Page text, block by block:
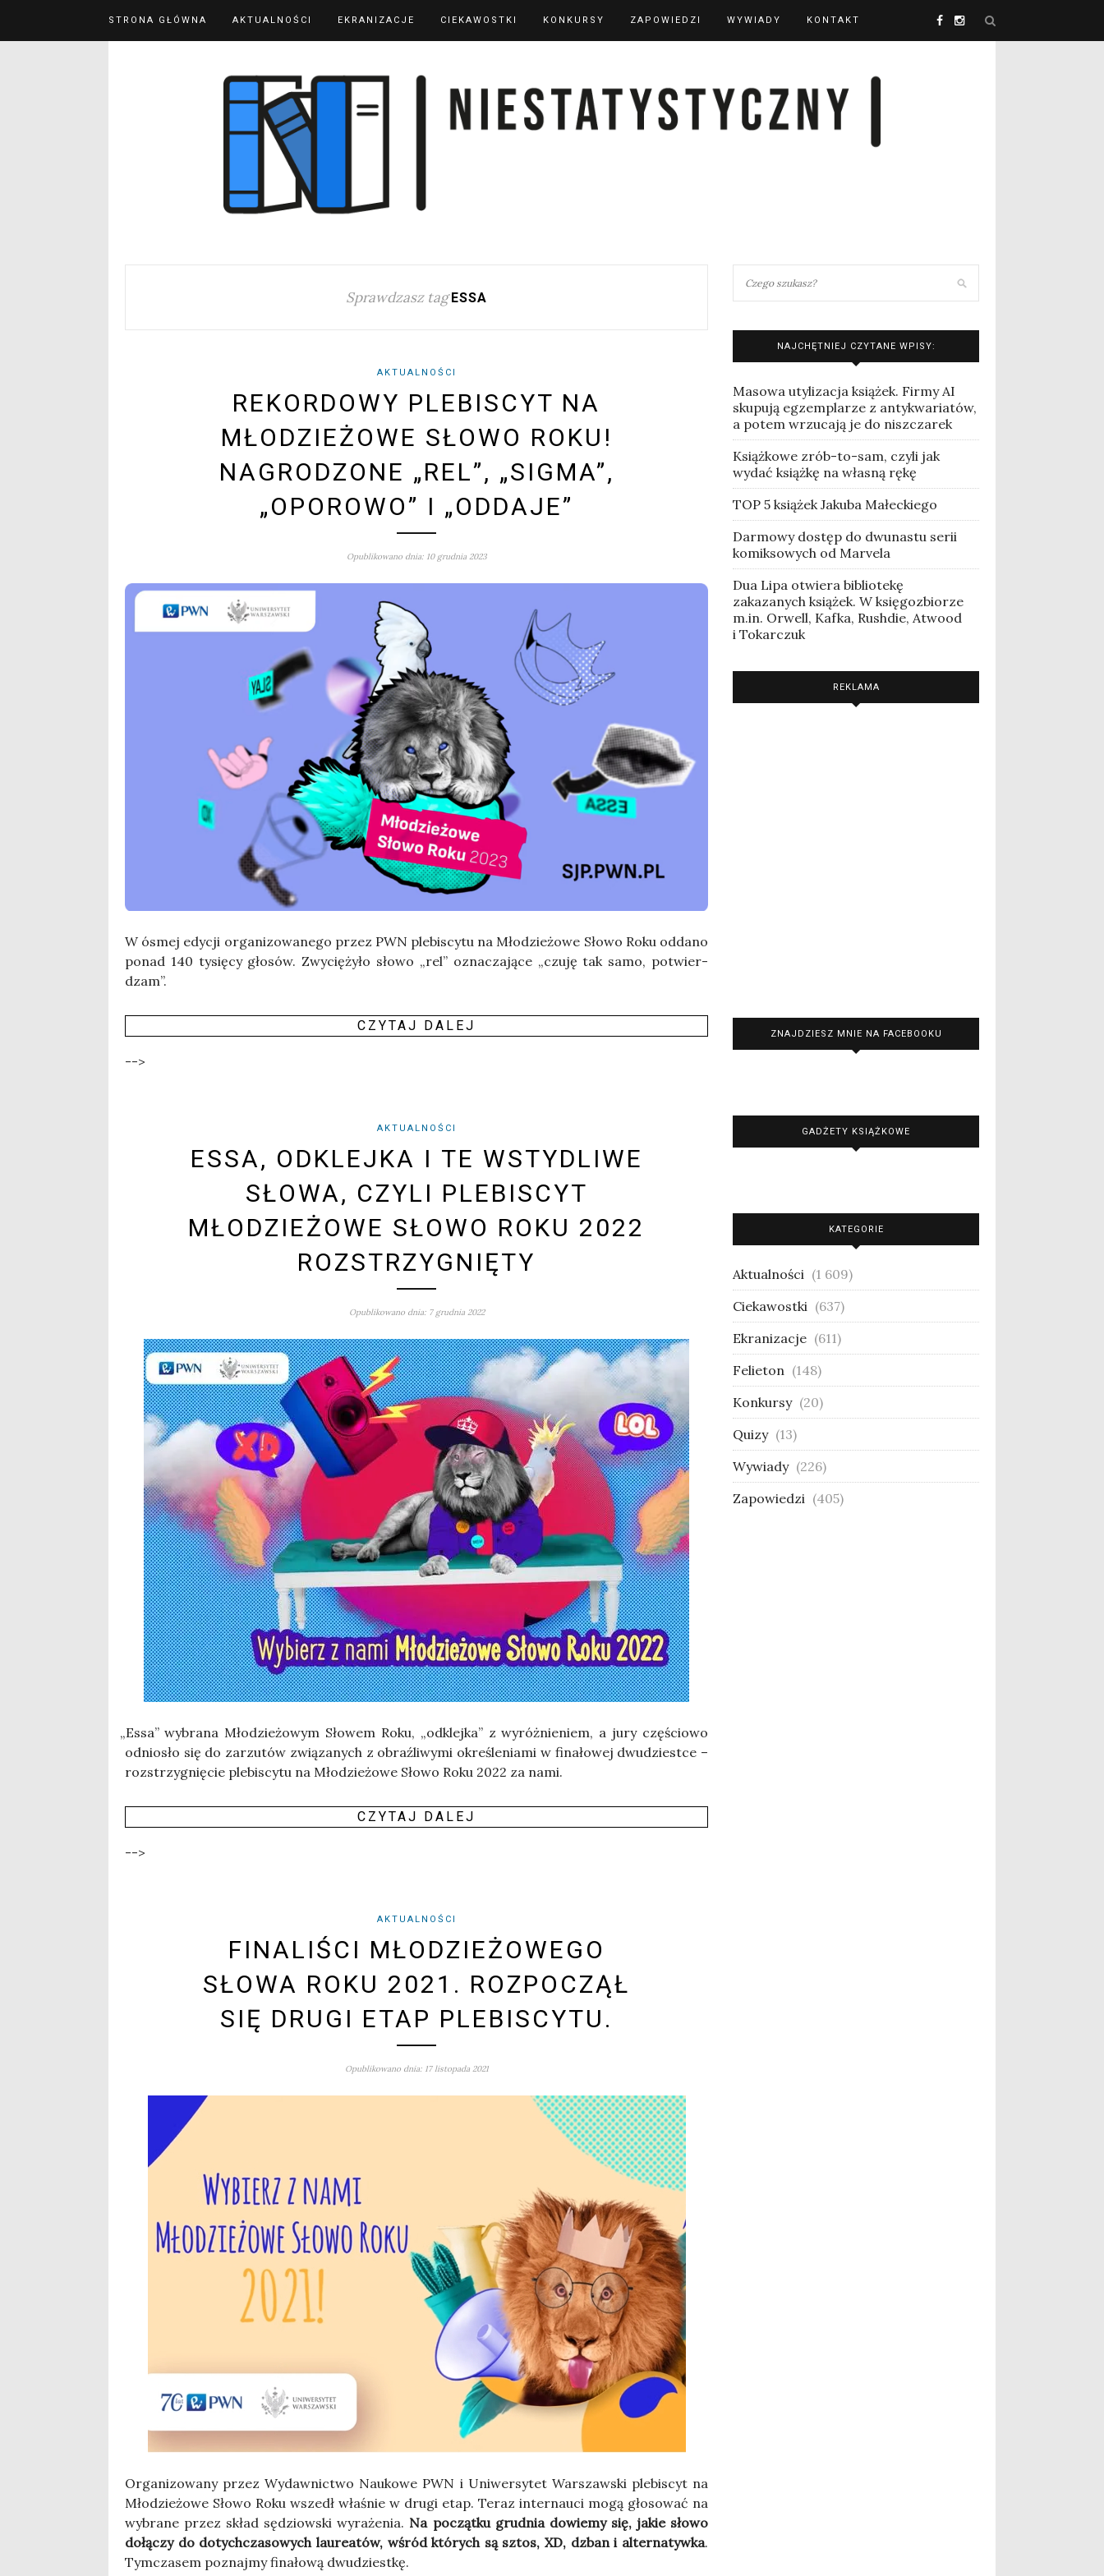
STRONA GŁÓWNA AKTUALNOŚCI EKRANIZACJE CIEKAWOSTKI KONKURSY ZAPOWIEDZI WYWIADY KONTAKT
Sprawdzasz tag ESSA
AKTUALNOŚCI
REKORDOWY PLEBISCYT NA
MŁODZIEŻOWE SŁOWO ROKU!
NAGRODZONE „REL”, „SIGMA”,
„OPOROWO” I „ODDAJE”
Opublikowano dnia: 10 grudnia 2023
W ósmej edy­cji orga­ni­zo­wa­ne­go przez PWN ple­bi­scy­tu na Mło­dzie­żo­we Sło­wo Roku odda­no
ponad 140 tysię­cy gło­sów. Zwy­cię­ży­ło sło­wo „rel” ozna­cza­ją­ce „czu­ję tak samo, potwier­
dzam”.
CZY­TAJ DALEJ
-->
AKTUALNOŚCI
ESSA, ODKLEJKA I TE WSTYDLIWE
SŁOWA, CZYLI PLEBISCYT
MŁODZIEŻOWE SŁOWO ROKU 2022
ROZSTRZYGNIĘTY
Opublikowano dnia: 7 grudnia 2022
„Essa” wybra­na Mło­dzie­żo­wym Sło­wem Roku, „odklej­ka” z wyróż­nie­niem, a jury czę­ścio­wo
odnio­sło się do zarzu­tów zwią­za­nych z obraź­li­wy­mi okre­śle­nia­mi w fina­ło­wej dwu­dzie­st­ce –
roz­strzy­gnię­cie ple­bi­scy­tu na Mło­dzie­żo­we Sło­wo Roku 2022 za nami.
CZY­TAJ DALEJ
-->
AKTUALNOŚCI
FINALIŚCI MŁODZIEŻOWEGO
SŁOWA ROKU 2021. ROZPOCZĄŁ
SIĘ DRUGI ETAP PLEBISCYTU.
Opublikowano dnia: 17 listopada 2021
Orga­ni­zo­wa­ny przez Wydaw­nic­two Nauko­we PWN i Uni­wer­sy­tet War­szaw­ski ple­bi­scyt na
Mło­dzie­żo­we Sło­wo Roku wszedł wła­śnie w dru­gi etap. Teraz inter­nau­ci mogą gło­so­wać na
wybra­ne przez skład sędziow­ski wyra­że­nia. Na począt­ku grud­nia dowie­my się, jakie sło­wo
dołą­czy do dotych­cza­so­wych lau­re­atów, wśród któ­rych są sztos, XD, dzban i alter­na­tyw­ka.
Tym­cza­sem poznaj­my fina­ło­wą dwu­dziest­kę.
NAJCHĘTNIEJ CZYTANE WPISY:
Masowa utylizacja książek. Firmy AI
skupują egzemplarze z antykwariatów,
a potem wrzucają je do niszczarek
Książkowe zrób-to-sam, czyli jak
wydać książkę na własną rękę
TOP 5 książek Jakuba Małeckiego
Darmowy dostęp do dwunastu serii
komiksowych od Marvela
Dua Lipa otwiera bibliotekę
zakazanych książek. W księgozbiorze
m.in. Orwell, Kafka, Rushdie, Atwood
i Tokarczuk
REKLAMA
ZNAJDZIESZ MNIE NA FACEBOOKU
GADŻETY KSIĄŻKOWE
KATEGORIE
Aktualności (1 609)
Ciekawostki (637)
Ekranizacje (611)
Felieton (148)
Konkursy (20)
Quizy (13)
Wywiady (226)
Zapowiedzi (405)